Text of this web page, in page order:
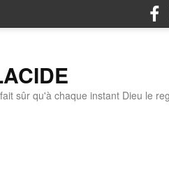
sûr qu'à chaque instant Dieu le